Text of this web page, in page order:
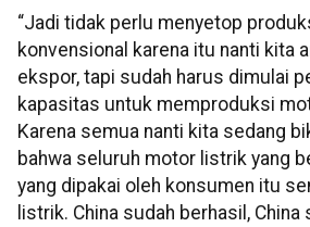
“Jadi tidak perlu menyetop
konvensional karena itu nanti kita
ekspor, tapi sudah harus dimulai
kapasitas untuk memproduksi
Karena semua nanti kita sedang
bahwa seluruh motor listrik yang
yang dipakai oleh konsumen itu
listrik. China sudah berhasil, China